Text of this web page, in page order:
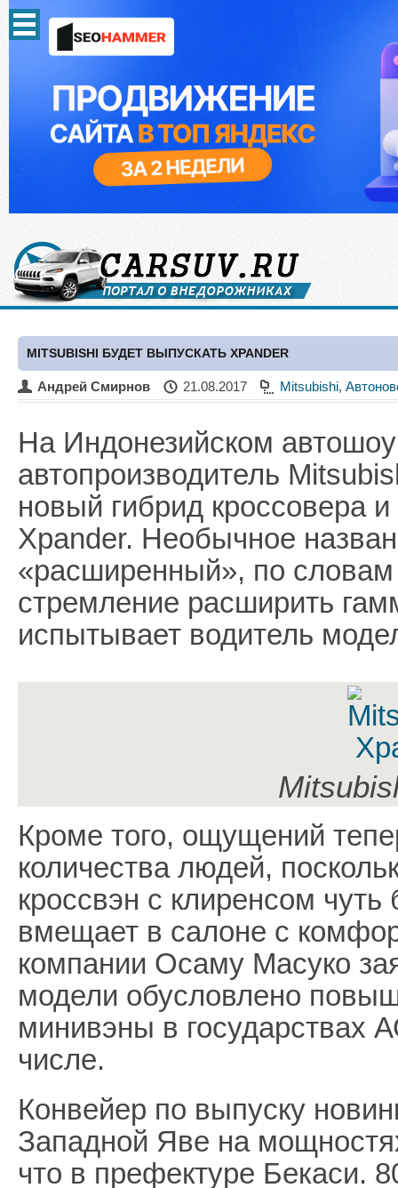
MITSUBISHI БУДЕТ ВЫПУСКАТЬ XPANDER
Андрей Смирнов 21.08.2017 Mitsubishi,
На Индонезийском
автопроизводитель
новый гибрид кроссовера
Xpander. Необычное
«расширенный», по
стремление расширить
испытывает водитель
Кроме того, ощущений
количества людей,
кроссвэн с клиренсом
вмещает в салоне с
компании Осаму Масуко
модели обусловлено
минивэны в государствах
числе.
Конвейер по выпуску
Западной Яве на
что в префектуре Бекаси.